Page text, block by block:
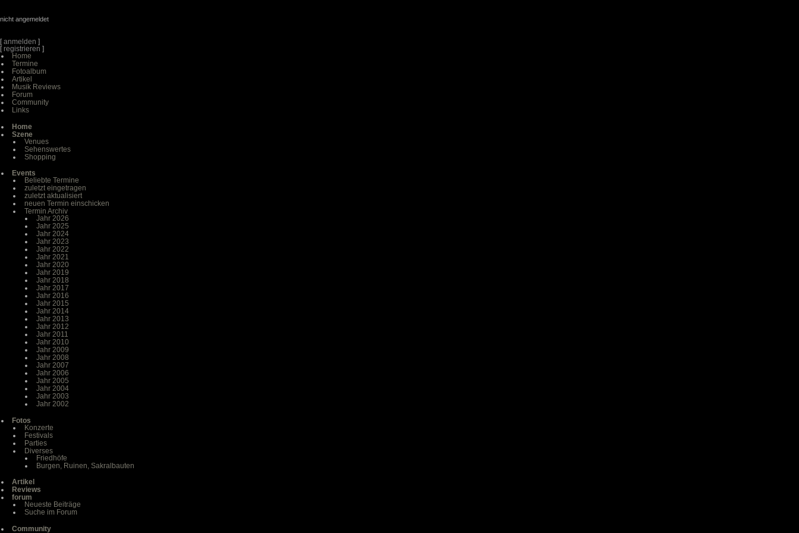
nicht angemeldet
[anmelden ]
[registrieren ]
Home
Termine
Fotoalbum
Artikel
Musik Reviews
Forum
Community
Links
Home
Szene
Venues
Sehenswertes
Shopping
Events
Beliebte Termine
zuletzt eingetragen
zuletzt aktualisiert
neuen Termin einschicken
Termin Archiv
Jahr 2026
Jahr 2025
Jahr 2024
Jahr 2023
Jahr 2022
Jahr 2021
Jahr 2020
Jahr 2019
Jahr 2018
Jahr 2017
Jahr 2016
Jahr 2015
Jahr 2014
Jahr 2013
Jahr 2012
Jahr 2011
Jahr 2010
Jahr 2009
Jahr 2008
Jahr 2007
Jahr 2006
Jahr 2005
Jahr 2004
Jahr 2003
Jahr 2002
Fotos
Konzerte
Festivals
Parties
Diverses
Friedhöfe
Burgen, Ruinen, Sakralbauten
Artikel
Reviews
forum
Neueste Beiträge
Suche im Forum
Community